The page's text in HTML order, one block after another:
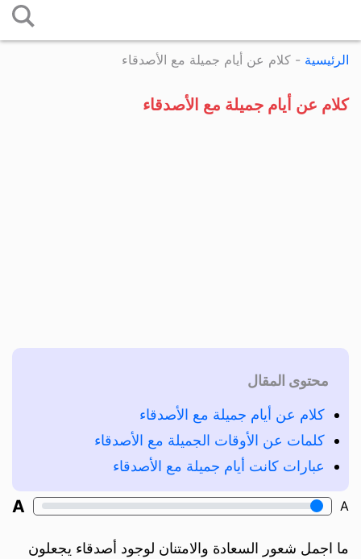
إلى
المحتوى
الرئيسية - كلام عن أيام جميلة مع الأصدقاء
كلام عن أيام جميلة مع الأصدقاء
محتوى المقال
كلام عن أيام جميلة مع الأصدقاء
كلمات عن الأوقات الجميلة مع الأصدقاء
عبارات كانت أيام جميلة مع الأصدقاء
A
A
ما اجمل شعور السعادة والامتنان لوجود أصدقاء يجعلون